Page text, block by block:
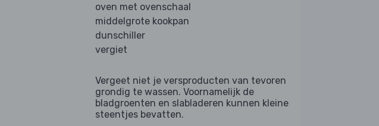
oven met ovenschaal
middelgrote kookpan
dunschiller
vergiet
Vergeet niet je versproducten van tevoren
grondig te wassen. Voornamelijk de
bladgroenten en slabladeren kunnen kleine
steentjes bevatten.